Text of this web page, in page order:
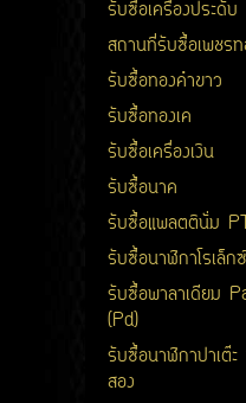
รับซื้อเครื่องประดับ
สถานที่รับซื้อเพชร
รับซื้อทองคำขาว
รับซื้อทองเค
รับซื้อเครื่องเงิน
รับซื้อนาค
รับซื้อแพลตตินั่ม
รับซื้อนาฬิกาโรเล็กซ์
รับซื้อพาลาเดียม
(Pd)
รับซื้อนาฬิกาปาเต๊
สอง